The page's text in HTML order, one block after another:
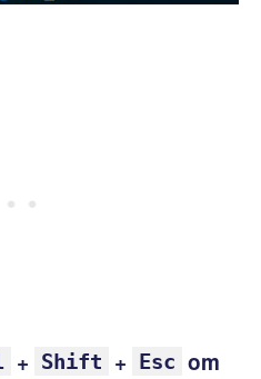
+ Shift + Esc om